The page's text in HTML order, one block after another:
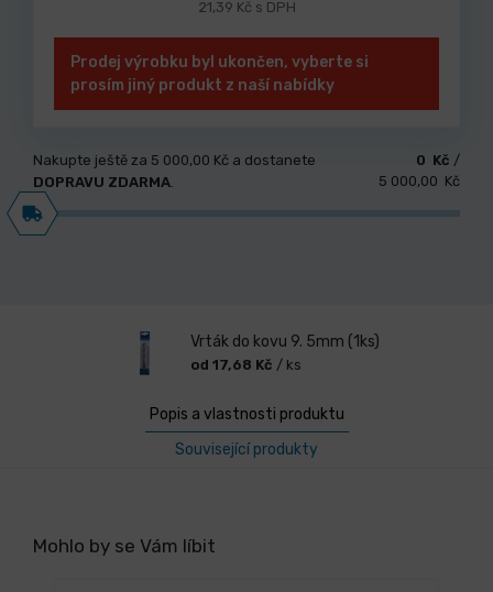
21,39 Kč s DPH
Prodej výrobku byl ukončen, vyberte si
prosím jiný produkt z naší nabídky
Nakupte ještě za 5 000,00 Kč a dostanete
DOPRAVU ZDARMA.
0 Kč /
5 000,00 Kč
Vrták do kovu 9. 5mm (1ks)
od 17,68 Kč / ks
Popis a vlastnosti produktu
Související produkty
Mohlo by se Vám líbit